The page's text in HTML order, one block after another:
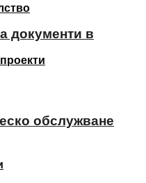
документи в
обслужване